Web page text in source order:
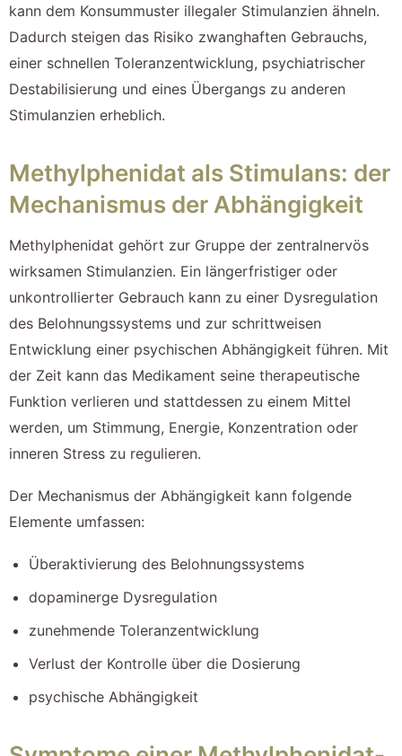
kann dem Konsummuster illegaler Stimulanzien ähneln.
Dadurch steigen das Risiko zwanghaften Gebrauchs,
einer schnellen Toleranzentwicklung, psychiatrischer
Destabilisierung und eines Übergangs zu anderen
Stimulanzien erheblich.
Methylphenidat als Stimulans: der
Mechanismus der Abhängigkeit
Methylphenidat gehört zur Gruppe der zentralnervös
wirksamen Stimulanzien. Ein längerfristiger oder
unkontrollierter Gebrauch kann zu einer Dysregulation
des Belohnungssystems und zur schrittweisen
Entwicklung einer psychischen Abhängigkeit führen. Mit
der Zeit kann das Medikament seine therapeutische
Funktion verlieren und stattdessen zu einem Mittel
werden, um Stimmung, Energie, Konzentration oder
inneren Stress zu regulieren.
Der Mechanismus der Abhängigkeit kann folgende
Elemente umfassen:
Überaktivierung des Belohnungssystems
dopaminerge Dysregulation
zunehmende Toleranzentwicklung
Verlust der Kontrolle über die Dosierung
psychische Abhängigkeit